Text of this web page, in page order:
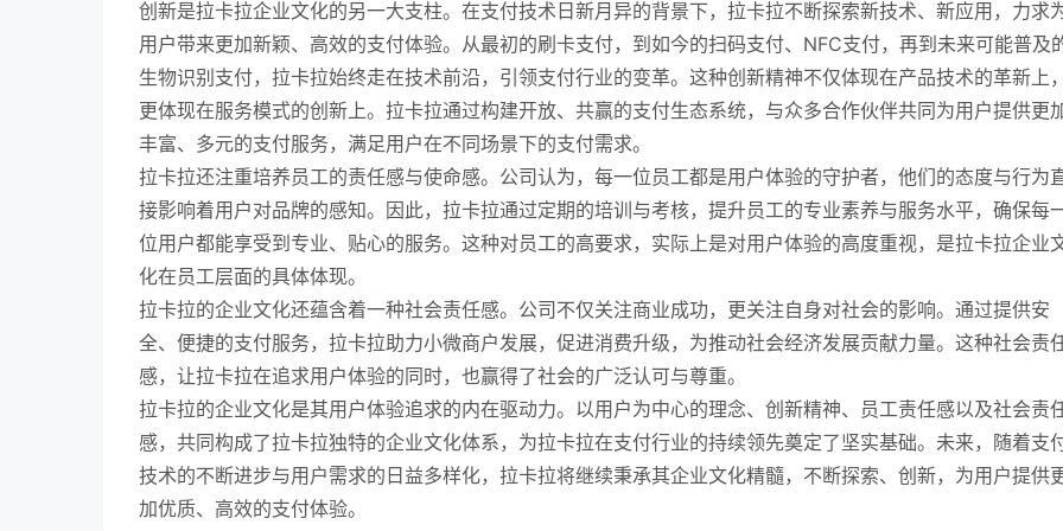
创新是拉卡拉企业文化的另一大支柱。在支付技术日新月异的背景下，拉卡拉不断探索新技术、新应用，力求
用户带来更加新颖、高效的支付体验。从最初的刷卡支付，到如今的扫码支付、NFC支付，再到未来可能普及
生物识别支付，拉卡拉始终走在技术前沿，引领支付行业的变革。这种创新精神不仅体现在产品技术的革新上，
更体现在服务模式的创新上。拉卡拉通过构建开放、共赢的支付生态系统，与众多合作伙伴共同为用户提供更
丰富、多元的支付服务，满足用户在不同场景下的支付需求。
拉卡拉还注重培养员工的责任感与使命感。公司认为，每一位员工都是用户体验的守护者，他们的态度与行为
接影响着用户对品牌的感知。因此，拉卡拉通过定期的培训与考核，提升员工的专业素养与服务水平，确保每
位用户都能享受到专业、贴心的服务。这种对员工的高要求，实际上是对用户体验的高度重视，是拉卡拉企业
化在员工层面的具体体现。
拉卡拉的企业文化还蕴含着一种社会责任感。公司不仅关注商业成功，更关注自身对社会的影响。通过提供安
全、便捷的支付服务，拉卡拉助力小微商户发展，促进消费升级，为推动社会经济发展贡献力量。这种社会责
感，让拉卡拉在追求用户体验的同时，也赢得了社会的广泛认可与尊重。
拉卡拉的企业文化是其用户体验追求的内在驱动力。以用户为中心的理念、创新精神、员工责任感以及社会责
感，共同构成了拉卡拉独特的企业文化体系，为拉卡拉在支付行业的持续领先奠定了坚实基础。未来，随着支
技术的不断进步与用户需求的日益多样化，拉卡拉将继续秉承其企业文化精髓，不断探索、创新，为用户提供
加优质、高效的支付体验。